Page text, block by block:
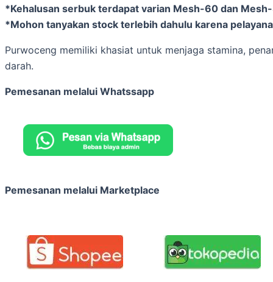
*Kehalusan serbuk terdapat varian Mesh-60 dan
*Mohon tanyakan stock terlebih dahulu karena
Purwoceng memiliki khasiat untuk menjaga stamina,
darah.
Pemesanan melalui Whatssapp
Pemesanan melalui Marketplace